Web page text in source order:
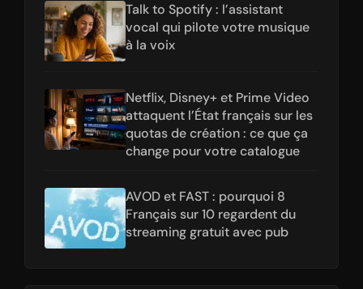
Talk to Spotify : l’assistant
vocal qui pilote votre musique
à la voix
Netflix, Disney+ et Prime Video
attaquent l’État français sur les
quotas de création : ce que ça
change pour votre catalogue
AVOD et FAST : pourquoi 8
Français sur 10 regardent du
streaming gratuit avec pub